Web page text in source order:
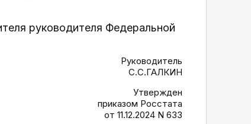
руководителя Федеральной
Руководитель
С.С.ГАЛКИН
Утвержден
приказом Росстата
от 11.12.2024 N 633